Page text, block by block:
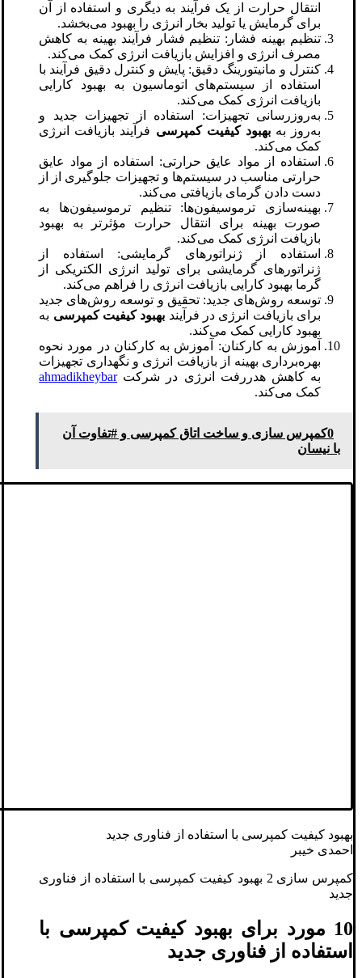
انتقال حرارت از یک فرآیند به دیگری و استفاده از آن
برای گرمایش یا تولید بخار انرژی را بهبود می‌بخشد.
تنظیم بهینه فشار: تنظیم فشار فرآیند بهینه به کاهش
مصرف انرژی و افزایش بازیافت انرژی کمک می‌کند.
کنترل و مانیتورینگ دقیق: پایش و کنترل دقیق فرآیند با
استفاده از سیستم‌های اتوماسیون به بهبود کارایی
بازیافت انرژی کمک می‌کند.
به‌روزرسانی تجهیزات: استفاده از تجهیزات جدید و
به‌روز بهبهبود کیفیت کمپرسی فرآیند بازیافت انرژی
کمک می‌کند.
استفاده از مواد عایق حرارتی: استفاده از مواد عایق
حرارتی مناسب در سیستم‌ها و تجهیزات جلوگیری از از
دست دادن گرمای بازیافتی می‌کند.
بهینه‌سازی ترموسیفون‌ها: تنظیم ترموسیفون‌ها به
صورت بهینه برای انتقال حرارت مؤثرتر به بهبود
بازیافت انرژی کمک می‌کند.
استفاده از ژنراتورهای گرمایشی: استفاده از
ژنراتورهای گرمایشی برای تولید انرژی الکتریکی از
گرما بهبود کارایی بازیافت انرژی را فراهم می‌کند.
توسعه روش‌های جدید: تحقیق و توسعه روش‌های جدید
برای بازیافت انرژی در فرآیند بهبود کیفیت کمپرسی به
بهبود کارایی کمک می‌کند.
آموزش به کارکنان: آموزش به کارکنان در مورد نحوه
بهره‌برداری بهینه از بازیافت انرژی و نگهداری تجهیزات
به کاهش هدررفت انرژی در شرکتahmadikheybar
کمک می‌کند.
0کمپرس سازی و ساخت اتاق کمپرسی و #تفاوت آن
با نیسان
بهبود کیفیت کمپرسی با استفاده از فناوری جدید
احمدی خیبر
کمپرس سازی 2 بهبود کیفیت کمپرسی با استفاده از فناوری
جدید
10 مورد برای بهبود کیفیت کمپرسی با
استفاده از فناوری جدید